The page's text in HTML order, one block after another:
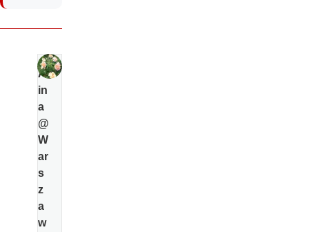
Al
in
a
@
W
ar
s
z
a
w